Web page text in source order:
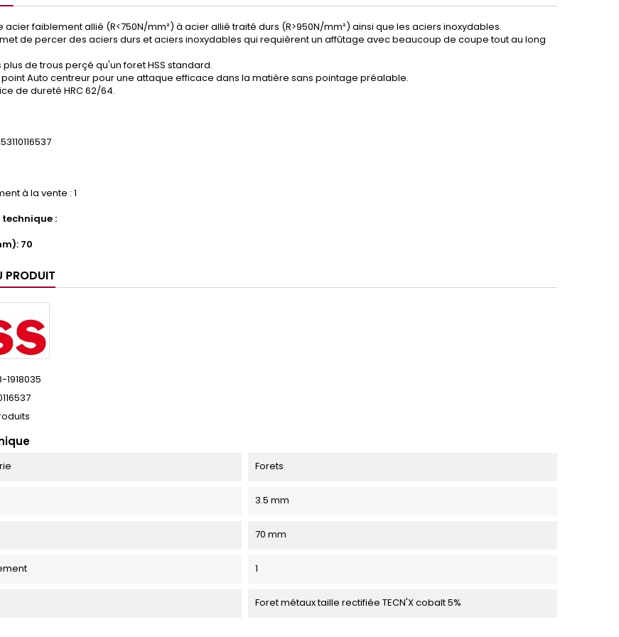
acier faiblement allié (R<750N/mm²) à acier allié traité durs (R>950N/mm²) ainsi que les aciers inoxydables.
de percer des aciers durs et aciers inoxydables qui requièrent un affûtage avec beaucoup de coupe tout au long
plus de trous perçé qu'un foret HSS standard.
Auto centreur pour une attaque efficace dans la matière sans pointage préalable.
de dureté HRC 62/64.
à la vente : 1
:
70
PRODUIT
1918035
Forets
3.5 mm
70 mm
1
Foret métaux taille rectifiée TECN'X cobalt 5%